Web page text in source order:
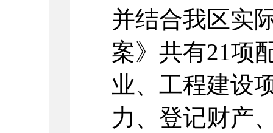
并结合我区实
案》共有21项
业、工程建设
力、登记财产